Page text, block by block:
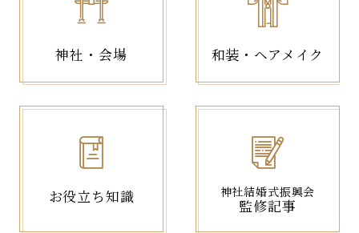
神社・会場 和装・ヘアメイク
お役立ち知識 神社結婚式振興会
監修記事